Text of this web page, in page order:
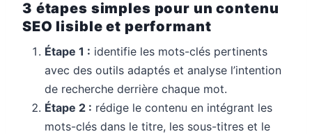
3 étapes simples pour un contenu
SEO lisible et performant
Étape 1 : identifie les mots-clés pertinents
avec des outils adaptés et analyse l’intention
de recherche derrière chaque mot.
Étape 2 : rédige le contenu en intégrant les
mots-clés dans le titre, les sous-titres et le